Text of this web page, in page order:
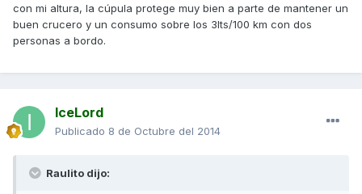
con mi altura, la cúpula protege muy bien a parte de mantener un
buen crucero y un consumo sobre los 3lts/100 km con dos
personas a bordo.
IceLord
Publicado 8 de Octubre del 2014
Raulito dijo: